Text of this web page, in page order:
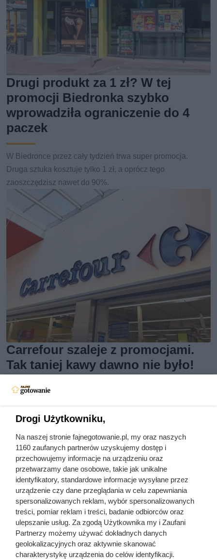
Drugi produkt za 1 zł? W tej
promocji Biedronka szybko
wprowadziła ograniczenie do 4
paczek
W Biedronce przez cały tydzień trwa super promocja.
Druga sztuka kosztuje tylko 1 zł, a oprócz tego
zaoszczędzisz nawet do 90%.
Carrefour szaleje z promocjami.
Tak taniej kawy dawno nie było!
Od poniedziałku promocje w Carrefour: kawa premium do
najlepsze okazje!
Drogi Użytkowniku,
Na naszej stronie fajnegotowanie.pl, my oraz naszych
1160 zaufanych partnerów uzyskujemy dostęp i
przechowujemy informacje na urządzeniu oraz
przetwarzamy dane osobowe, takie jak unikalne
identyfikatory, standardowe informacje wysyłane przez
urządzenie czy dane przeglądania w celu zapewniania
spersonalizowanych reklam, wybór spersonalizowanych
treści, pomiar reklam i treści, badanie odbiorców oraz
ulepszanie usług. Za zgodą Użytkownika my i Zaufani
Partnerzy możemy używać dokładnych danych
geolokalizacyjnych oraz aktywnie skanować
charakterystykę urządzenia do celów identyfikacji.